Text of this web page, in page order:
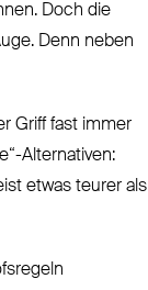
Doch die
Denn neben
Griff fast immer
Alternativen:
etwas teurer als